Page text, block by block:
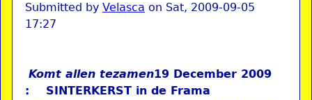
Submitted by Velasca on Sat, 2009-09-05
17:27
Komt allen tezamen19 December 2009
: SINTERKERST in de Frama